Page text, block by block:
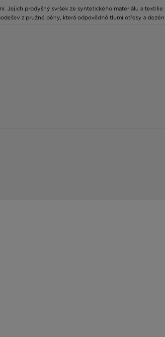
prodyšný svršek ze syntetického materiálu a
z pružné pěny, která odpovědně tlumí otřesy a